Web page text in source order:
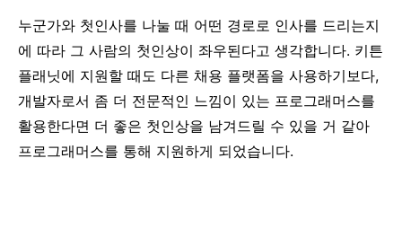
누군가와 첫인사를 나눌 때 어떤 경로로 인사를 드리는지
에 따라 그 사람의 첫인상이 좌우된다고 생각합니다. 키튼
플래닛에 지원할 때도 다른 채용 플랫폼을 사용하기보다,
개발자로서 좀 더 전문적인 느낌이 있는 프로그래머스를
활용한다면 더 좋은 첫인상을 남겨드릴 수 있을 거 같아
프로그래머스를 통해 지원하게 되었습니다.